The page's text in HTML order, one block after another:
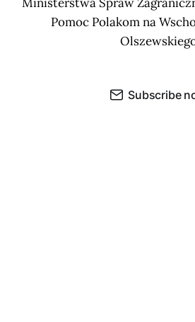
Pomoc Polakom na
Subscribe